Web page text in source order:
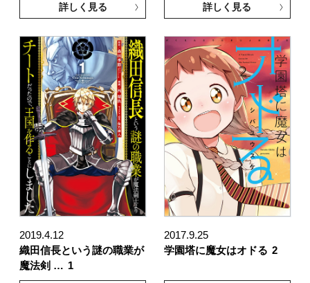
詳しく見る 詳しく見る
2019.4.12
織田信長という謎の職業が
魔法剣 … 1
2017.9.25
学園塔に魔女はオドる 2